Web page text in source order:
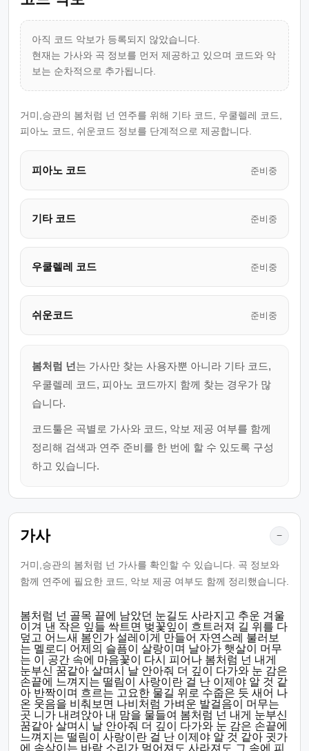
아직 코드 악보가 등록되지 않았습니다.
현재는 가사와 곡 정보를 먼저 제공하고 있으며 코드와 악
보는 순차적으로 추가됩니다.
거미,승관의 봄처럼 넌 연주를 위해 기타 코드, 우쿨렐레 코드,
피아노 코드, 쉬운코드 정보를 단계적으로 제공합니다.
피아노 코드 준비중
기타 코드 준비중
우쿨렐레 코드 준비중
쉬운코드 준비중
봄처럼 넌는 가사만 찾는 사용자뿐 아니라 기타 코드,
우쿨렐레 코드, 피아노 코드까지 함께 찾는 경우가 많
습니다.
코드툴은 곡별로 가사와 코드, 악보 제공 여부를 함께
정리해 검색과 연주 준비를 한 번에 할 수 있도록 구성
하고 있습니다.
가사 −
거미,승관의 봄처럼 넌 가사를 확인할 수 있습니다. 곡 정보와
함께 연주에 필요한 코드, 악보 제공 여부도 함께 정리했습니다.
봄처럼 넌 골목 끝에 남았던 눈길도 사라지고 추운 겨울
이겨 낸 작은 잎들 싹트면 벚꽃잎이 흐트러져 길 위를 다
덮고 어느새 봄인가 설레이게 만들어 자연스레 불러보
는 멜로디 어제의 슬픔이 살랑이며 날아가 햇살이 머무
는 이 공간 속에 마음꽃이 다시 피어나 봄처럼 넌 내게
눈부신 꿈같아 살며시 날 안아줘 더 깊이 다가와 눈 감은
손끝에 느껴지는 떨림이 사랑이란 걸 난 이제야 알 것 같
아 반짝이며 흐르는 고요한 물길 위로 수줍은 듯 새어 나
온 웃음을 비춰보면 나비처럼 가벼운 발걸음이 머무는
곳 니가 내려앉아 내 맘을 물들여 봄처럼 넌 내게 눈부신
꿈같아 살며시 날 안아줘 더 깊이 다가와 눈 감은 손끝에
느껴지는 떨림이 사랑이란 걸 난 이제야 알 것 같아 귓가
에 속삭이는 바람 소리가 멀어져도 사라져도 그 속에 피